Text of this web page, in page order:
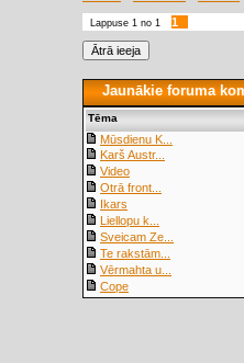
Lappuse 1 no 1 1
Jaunākie foruma
Tēma
Mūsdienu K...
Karš Austr...
Video
Otrā front...
Ikars
Liellopu k...
Sveicam Ze...
Te rakstām...
Vērmahta u...
Cope